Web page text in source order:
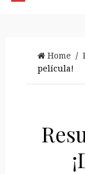
Home /
película!